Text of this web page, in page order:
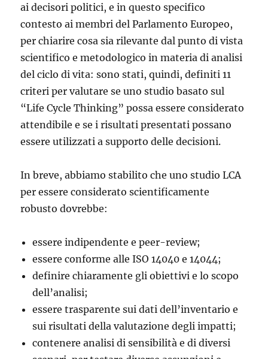
ai decisori politici, e in questo specifico
contesto ai membri del Parlamento Europeo,
per chiarire cosa sia rilevante dal punto di vista
scientifico e metodologico in materia di analisi
del ciclo di vita: sono stati, quindi, definiti 11
criteri per valutare se uno studio basato sul
“Life Cycle Thinking” possa essere considerato
attendibile e se i risultati presentati possano
essere utilizzati a supporto delle decisioni.
In breve, abbiamo stabilito che uno studio LCA
per essere considerato scientificamente
robusto dovrebbe:
essere indipendente e peer-review;
essere conforme alle ISO 14040 e 14044;
definire chiaramente gli obiettivi e lo scopo
dell’analisi;
essere trasparente sui dati dell’inventario e
sui risultati della valutazione degli impatti;
contenere analisi di sensibilità e di diversi